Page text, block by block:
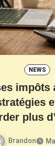
NEWS
impôts
plus
Brandon